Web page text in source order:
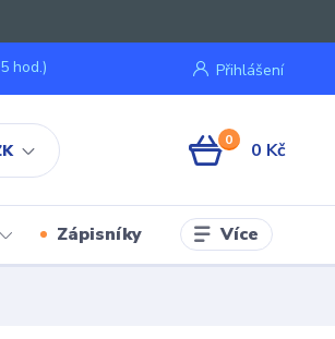
Přihlášení
hod.)
0 0 Kč
Zápisníky Více